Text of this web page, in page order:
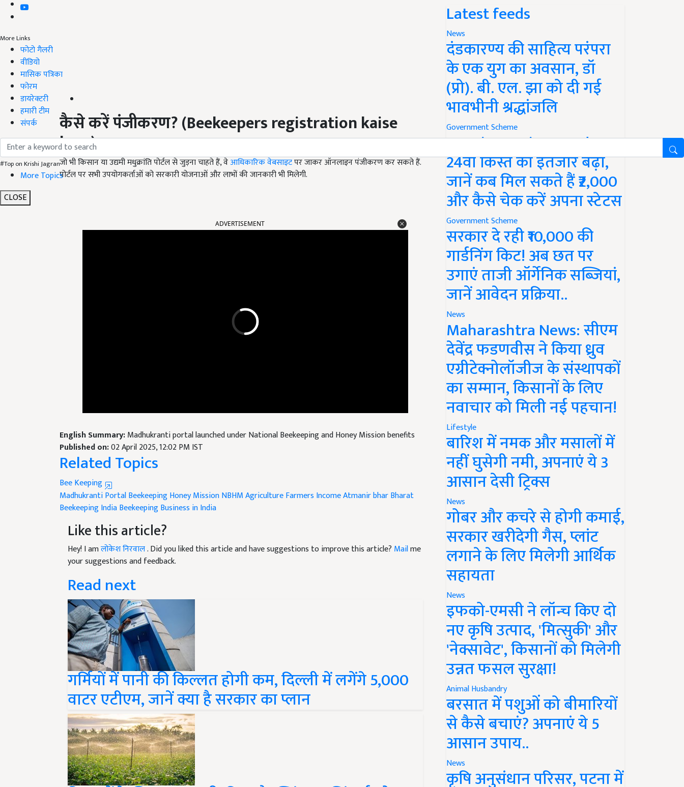
More Links
फोटो गैलरी
वीडियो
मासिक पत्रिका
फोरम
डायरेक्टरी
हमारी टीम
संपर्क
#Top on Krishi Jagran
More Topics
CLOSE
कैसे करें पंजीकरण?(Beekeepers registration kaise
kare)
जो भी किसान या उद्यमी मधुक्रांति पोर्टल से जुड़ना चाहते हैं, वेआधिकारिक वेबसाइटपर जाकर ऑनलाइन पंजीकरण कर सकते हैं.
पोर्टल पर सभी उपयोगकर्ताओं को सरकारी योजनाओं और लाभों की जानकारी भी मिलेगी.
Published on:02 April 2025, 12:02 PM IST
Related Topics
Bee Keeping
Madhukranti Portal
Beekeeping IndiaBeekeeping Business in India
Like this article?
Hey! I amलोकेश निरवाल. Did you liked this article and have suggestions to improve this article?
your suggestions and feedback.
Read next
गर्मियों में पानी की किल्लत होगी कम, दिल्ली में लगेंगे 5,000
वाटर एटीएम, जानें क्या है सरकार का प्लान
Latest feeds
News
दंडकारण्य की साहित्य परंपरा
के एक युग का अवसान, डॉ
(प्रो). बी. एल. झा को दी गई
भावभीनी श्रद्धांजलि
Government Scheme
PM Kisan Yojana Update:
24वीं किस्त का इंतजार बढ़ा,
जानें कब मिल सकते हैं ₹2,000
और कैसे चेक करें अपना स्टेटस
Government Scheme
सरकार दे रही ₹10,000 की
गार्डनिंग किट! अब छत पर
उगाएं ताजी ऑर्गेनिक सब्जियां,
जानें आवेदन प्रक्रिया..
News
Maharashtra News: सीएम
देवेंद्र फडणवीस ने किया ध्रुव
एग्रीटेक्नोलॉजीज के संस्थापकों
का सम्मान, किसानों के लिए
नवाचार को मिली नई पहचान!
Lifestyle
बारिश में नमक और मसालों में
नहीं घुसेगी नमी, अपनाएं ये 3
आसान देसी ट्रिक्स
News
गोबर और कचरे से होगी कमाई,
सरकार खरीदेगी गैस, प्लांट
लगाने के लिए मिलेगी आर्थिक
सहायता
News
इफको-एमसी ने लॉन्च किए दो
नए कृषि उत्पाद, 'मित्सुकी' और
'नेक्सावेट', किसानों को मिलेगी
उन्नत फसल सुरक्षा!
Animal Husbandry
बरसात में पशुओं को बीमारियों
से कैसे बचाएं? अपनाएं ये 5
आसान उपाय..
News
कृषि अनुसंधान परिसर, पटना में